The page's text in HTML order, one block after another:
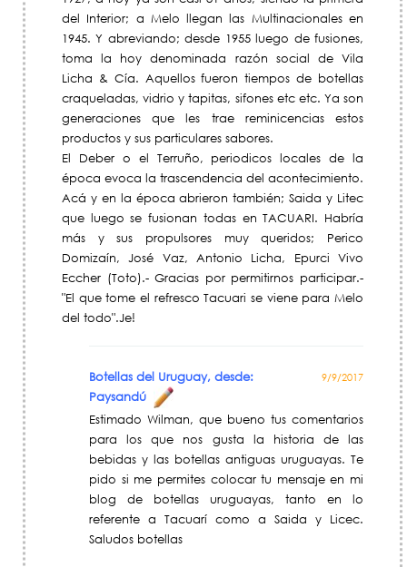
del Interior; a Melo llegan las Multinacionales en
1945. Y abreviando; desde 1955 luego de fusiones,
toma la hoy denominada razón social de Vila
Licha & Cía. Aquellos fueron tiempos de botellas
craqueladas, vidrio y tapitas, sifones etc etc. Ya son
generaciones que les trae reminicencias estos
productos y sus particulares sabores.
El Deber o el Terruño, periodicos locales de la
época evoca la trascendencia del acontecimiento.
Acá y en la época abrieron también; Saida y Litec
que luego se fusionan todas en TACUARI. Habría
más y sus propulsores muy queridos; Perico
Domizaín, José Vaz, Antonio Licha, Epurci Vivo
Eccher (Toto).- Gracias por permitirnos participar.-
"El que tome el refresco Tacuari se viene para Melo
del todo".Je!
Botellas del Uruguay, desde:
Paysandú
9/9/2017
Estimado Wilman, que bueno tus comentarios
para los que nos gusta la historia de las
bebidas y las botellas antiguas uruguayas. Te
pido si me permites colocar tu mensaje en mi
blog de botellas uruguayas, tanto en lo
referente a Tacuarí como a Saida y Licec.
Saludos botellas